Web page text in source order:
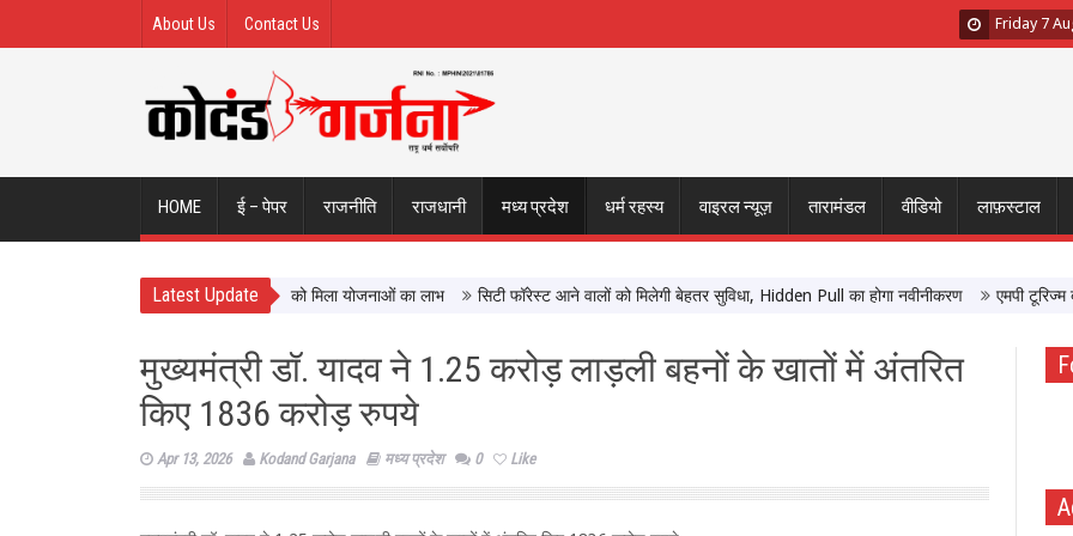
About Us Contact Us Friday 7
HOME ई – पेपर राजनीति राजधानी मध्य प्रदेश धर्म रहस्य वाइरल न्यूज़ तारामंडल वीडियो लाफ़स्टाल
Latest Update
नई दिशा, ढाई साल में लाखों श्रमिकों को मिला योजनाओं का लाभ सिटी फॉरेस्ट आने वालों को मिलेगी बेहतर सुविधा, Hidden Pull का होगा नवीनीकरण एमपी टूरिज्म बोर्ड
मुख्यमंत्री डॉ. यादव ने 1.25 करोड़ लाड़ली बहनों के खातों में अंतरित
किए 1836 करोड़ रुपये
Apr 13, 2026 Kodand Garjana मध्य प्रदेश 0 Like